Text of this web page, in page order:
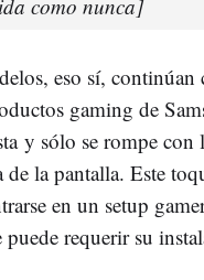
como nunca]
eso sí, continúan
gaming de
y sólo se rompe con
de la pantalla. Este
en un setup
puede requerir su